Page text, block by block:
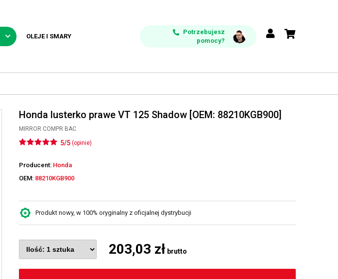
OLEJE I SMARY
Potrzebujesz
pomocy?
Honda lusterko prawe VT 125 Shadow [OEM: 88210KGB900]
MIRROR COMPR BAC
5/5 (opinie)
Producent: Honda
OEM: 88210KGB900
Produkt nowy, w 100% oryginalny z oficjalnej dystrybucji
203,03 zł brutto